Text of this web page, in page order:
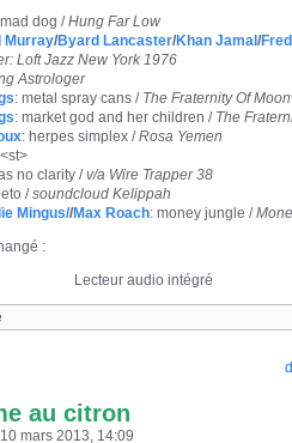
dog /Hung Far Low
Murray/Byard Lancaster/Khan Jamal/
Loft Jazz New York 1976
Astrologer
: metal spray cans / The Fraternity Of
: market god and her children / The
: herpes simplex /Rosa Yemen
no clarity /v/a Wire Trapper 38
/soundcloud Kelippah
Mingus//Max Roach: money jungle /
:
Lecteur audio intégré
au citron
mars 2013, 14:09